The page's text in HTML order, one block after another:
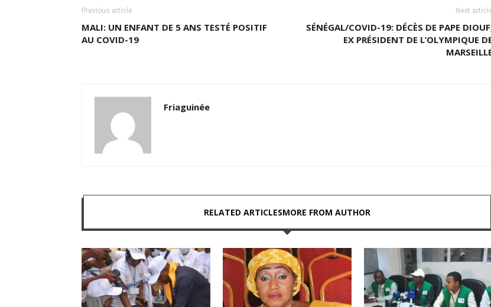
Previous article
MALI: UN ENFANT DE 5 ANS TESTÉ POSITIF
AU COVID-19
Next
SÉNÉGAL/COVID-19: DÉCÈS DE PAPE
EX PRÉSIDENT DE L’OLYMPIQUE
Friaguinée
RELATED ARTICLESMORE FROM AUTHOR